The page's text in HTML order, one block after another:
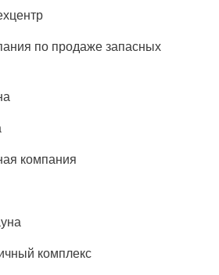
по продаже запасных
компания
комплекс